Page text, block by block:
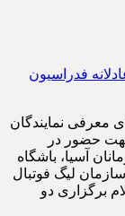
معرفی نمایندگان
حضور در
آسیا، باشگاه
لیگ فوتبال
برگزاری دو